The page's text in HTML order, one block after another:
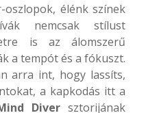
élénk színek
nemcsak stílust
is az álomszerű
a tempót és a fókuszt.
arra int, hogy lassíts,
a kapkodás itt a
Diversztorijának